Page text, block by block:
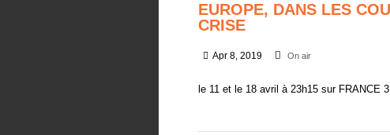
EUROPE, DANS LES
CRISE
Apr 8, 2019 On air
le 11 et le 18 avril à 23h15 sur FRANCE 3